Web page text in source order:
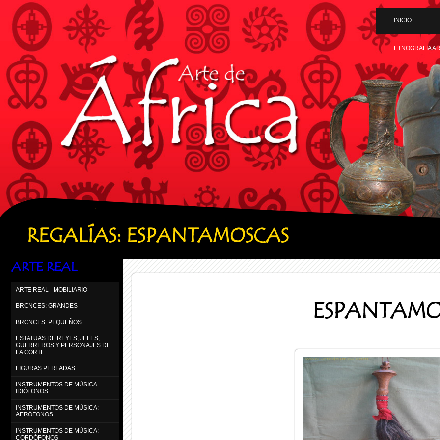
INICIO
ETNOGRAFIA
REGALÍAS: ESPANTAMOSCAS
ARTE REAL
ARTE REAL - MOBILIARIO
BRONCES: GRANDES
BRONCES: PEQUEÑOS
ESTATUAS DE REYES, JEFES,
GUERREROS Y PERSONAJES DE
LA CORTE
FIGURAS PERLADAS
INSTRUMENTOS DE MÚSICA.
IDIÓFONOS
INSTRUMENTOS DE MÚSICA:
AERÓFONOS
INSTRUMENTOS DE MÚSICA:
CORDÓFONOS